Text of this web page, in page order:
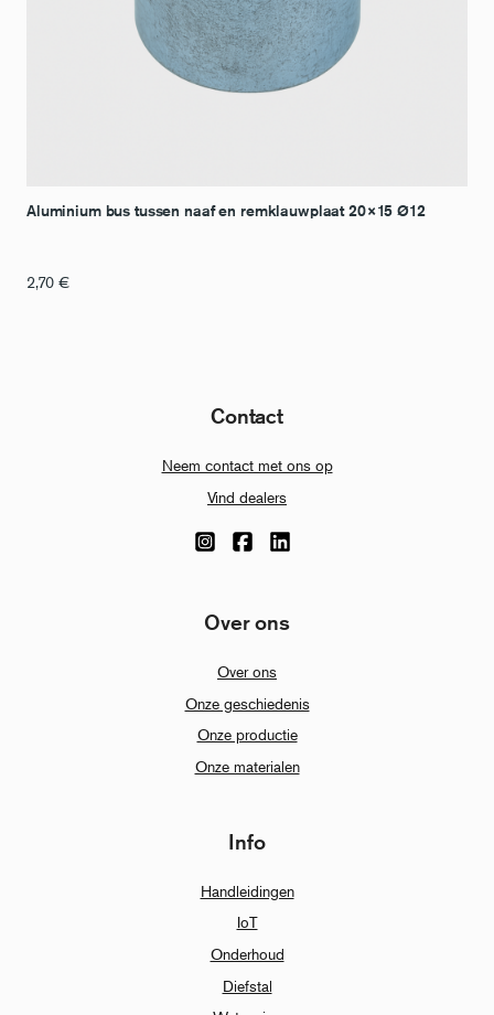
Aluminium bus tussen naaf en remklauwplaat 20×15 Ø12
2,70 €
Contact
Neem contact met ons op
Vind dealers
Over ons
Over ons
Onze geschiedenis
Onze productie
Onze materialen
Info
Handleidingen
IoT
Onderhoud
Diefstal